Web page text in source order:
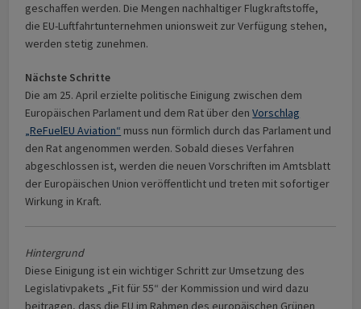
geschaffen werden. Die Mengen nachhaltiger Flugkraftstoffe,
die EU-Luftfahrt­unternehmen unionsweit zur Verfügung stehen,
werden stetig zunehmen.
Nächste Schritte
Die am 25. April erzielte politische Einigung zwischen dem
Europäischen Parlament und dem Rat über denVorschlag
„ReFuelEU Aviation“ muss nun förmlich durch das Parlament und
den Rat angenommen werden. Sobald dieses Verfahren
abgeschlossen ist, werden die neuen Vorschriften im Amtsblatt
der Europäischen Union veröffentlicht und treten mit sofortiger
Wirkung in Kraft.
Hintergrund
Diese Einigung ist ein wichtiger Schritt zur Umsetzung des
Legislativpakets „Fit für 55“ der Kommission und wird dazu